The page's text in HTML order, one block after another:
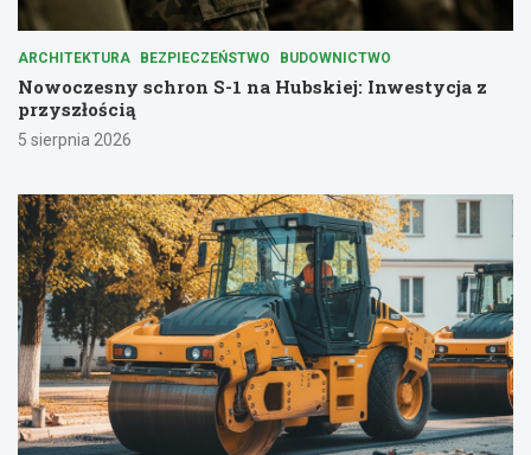
ARCHITEKTURA BEZPIECZEŃSTWO BUDOWNICTWO
Nowoczesny schron S-1 na Hubskiej: Inwestycja z
przyszłością
5 sierpnia 2026